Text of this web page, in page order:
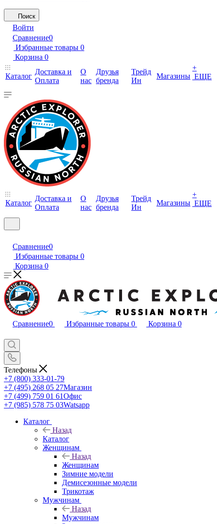
Поиск
Войти
Сравнение0
Избранные товары 0
Корзина 0
Каталог
Доставка и
Оплата
О
нас
Друзья
бренда
Трейд
Ин
Магазины
+
ЕЩЕ
Каталог
Доставка и
Оплата
О
нас
Друзья
бренда
Трейд
Ин
Магазины
+
ЕЩЕ
Сравнение0
Избранные товары 0
Корзина 0
Сравнение0 Избранные товары 0 Корзина 0
Телефоны
+7 (800) 333-01-79
+7 (495) 268 05 27Магазин
+7 (499) 759 01 61Офис
+7 (985) 578 75 03Watsapp
Каталог
Назад
Каталог
Женщинам
Назад
Женщинам
Зимние модели
Демисезонные модели
Трикотаж
Мужчинам
Назад
Мужчинам